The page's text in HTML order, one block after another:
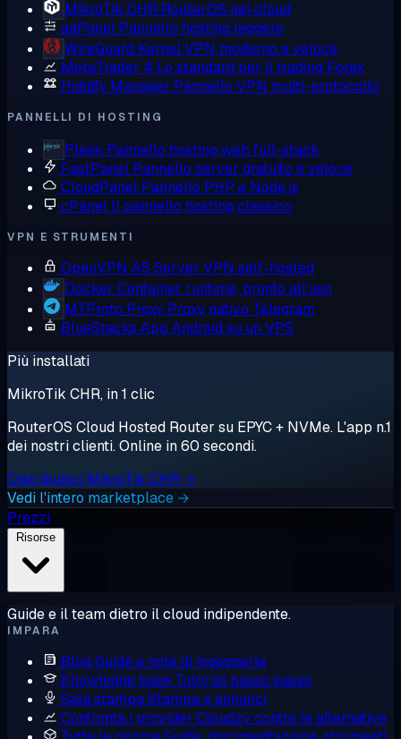
MikroTik CHR RouterOS nel cloud
aaPanel Pannello hosting leggero
WireGuard Kernel VPN moderno e veloce
MetaTrader 4 Lo standard per il trading Forex
Hiddify Manager Pannello VPN multi-protocollo
PANNELLI DI HOSTING
Plesk Pannello hosting web full-stack
FastPanel Pannello server gratuito e veloce
CloudPanel Pannello PHP e Node.js
cPanel Il pannello hosting classico
VPN E STRUMENTI
OpenVPN AS Server VPN self-hosted
Docker Container runtime, pronto all'uso
MTProto Proxy Proxy nativo Telegram
BlueStacks App Android su un VPS
Più installati
MikroTik CHR, in 1 clic
RouterOS Cloud Hosted Router su EPYC + NVMe. L'app n.1
dei nostri clienti. Online in 60 secondi.
Distribuisci MikroTik CHR →
Vedi l'intero marketplace →
Prezzi
Guide e il team dietro il cloud indipendente.
IMPARA
Blog Guide e note di ingegneria
Knowledge base Tutorial passo passo
Sala stampaStampa e annunci
Confronta i provider Cloudzy contro le alternative